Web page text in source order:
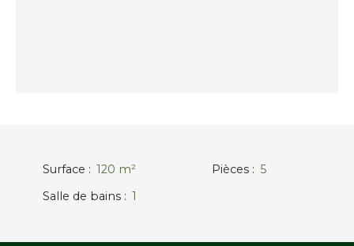
Surface : 120 m² Pièces : 5
Salle de bains : 1